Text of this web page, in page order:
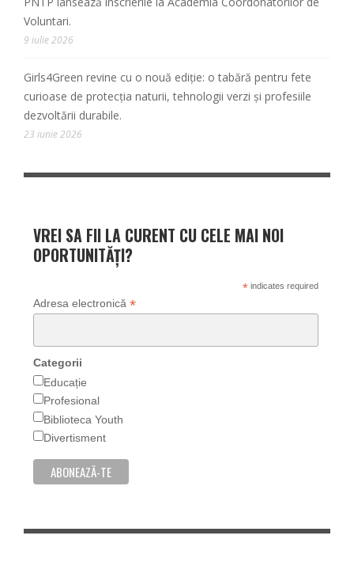
Voluntari.
9 iulie 2026
Girls4Green revine cu o nouă ediție: o tabără pentru fete
curioase de protecția naturii, tehnologii verzi și profesiile
dezvoltării durabile.
23 iunie 2026
VREI SA FII LA CURENT CU CELE MAI NOI
OPORTUNITĂȚI?
*indicates required
Adresa electronică *
Categorii
Educație
Profesional
Biblioteca Youth
Divertisment